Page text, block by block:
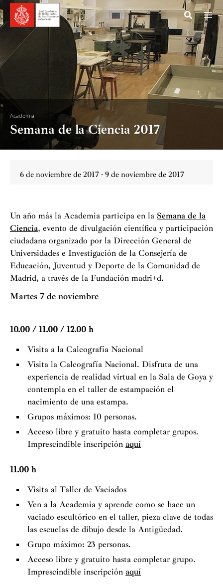
Ir
al
contenido
Academia
Semana de la Ciencia 2017
6 de noviembre de 2017 - 9 de noviembre de 2017
Un año más la Academia participa en la Semana de la
Ciencia, evento de divulgación científica y participación
ciudadana organizado por la Dirección General de
Universidades e Investigación de la Consejería de
Educación, Juventud y Deporte de la Comunidad de
Madrid, a través de la Fundación madri+d.
Martes 7 de noviembre
10.00 / 11.00 / 12.00 h
Visita a la Calcografía Nacional
Visita la Calcografía Nacional. Disfruta de una
experiencia de realidad virtual en la Sala de Goya y
contempla en el taller de estampación el
nacimiento de una estampa.
Grupos máximos: 10 personas.
Acceso libre y gratuito hasta completar grupos.
Imprescindible inscripción aquí
11.00 h
Visita al Taller de Vaciados
Ven a la Academia y aprende como se hace un
vaciado escultórico en el taller, pieza clave de todas
las escuelas de dibujo desde la Antigüedad.
Grupo máximo: 23 personas.
Acceso libre y gratuito hasta completar grupo.
Imprescindible inscripción aquí